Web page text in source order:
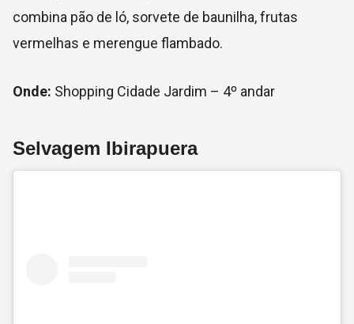
combina pão de ló, sorvete de baunilha, frutas
vermelhas e merengue flambado.
Onde: Shopping Cidade Jardim – 4º andar
Selvagem Ibirapuera